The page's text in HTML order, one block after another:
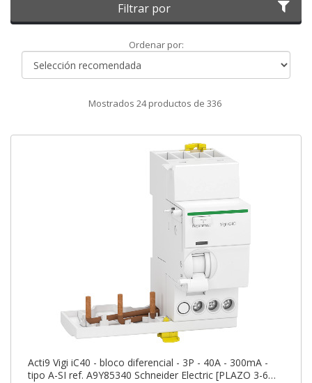
Filtrar por
Ordenar por:Ordenar
Mostrados 24productos de 336
Acti9 Vigi iC40 - bloco diferencial - 3P - 40A - 300mA -
tipo A-SI ref. A9Y85340 Schneider Electric [PLAZO 3-6